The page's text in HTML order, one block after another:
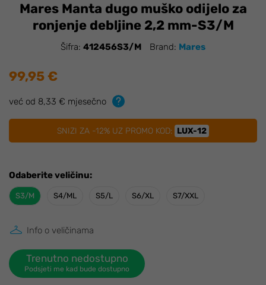
Mares Manta dugo muško odijelo za
ronjenje debljine 2,2 mm-S3/M
Šifra: 412456S3/M Brand: Mares
99,95 €
već od 8,33 € mjesečno
SNIZI ZA -12% UZ PROMO KOD: LUX-12
Odaberite veličinu:
S3/M S4/ML S5/L S6/XL S7/XXL
Info o veličinama
Trenutno nedostupno
Podsjeti me kad bude dostupno